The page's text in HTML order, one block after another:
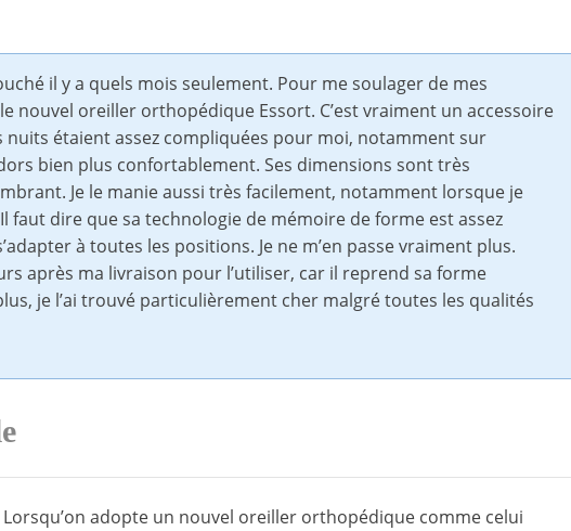
il y a quels mois seulement. Pour me soulager de mes
nouvel oreiller orthopédique Essort. C’est vraiment un accessoire
étaient assez compliquées pour moi, notamment sur
bien plus confortablement. Ses dimensions sont très
Je le manie aussi très facilement, notamment lorsque je
faut dire que sa technologie de mémoire de forme est assez
à toutes les positions. Je ne m’en passe vraiment plus.
après ma livraison pour l’utiliser, car il reprend sa forme
je l’ai trouvé particulièrement cher malgré toutes les qualités
Lorsqu’on adopte un nouvel oreiller orthopédique comme celui